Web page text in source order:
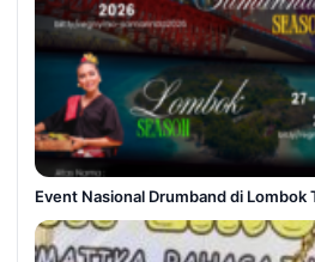
Event Nasional Drumband di Lombok